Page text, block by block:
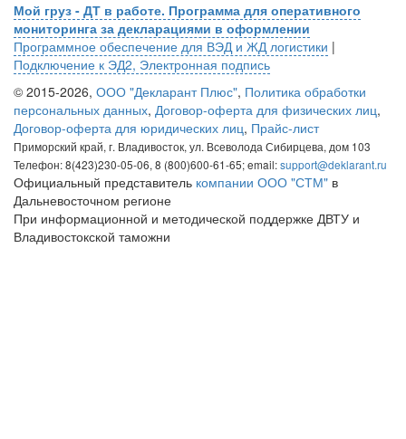
Мой груз - ДТ в работе. Программа для оперативного
мониторинга за декларациями в оформлении
Программное обеспечение для ВЭД и ЖД логистики |
Подключение к ЭД2, Электронная подпись
© 2015-2026, ООО "Декларант Плюс", Политика обработки
персональных данных, Договор-оферта для физических лиц,
Договор-оферта для юридических лиц, Прайс-лист
Приморский край, г. Владивосток, ул. Всеволода Сибирцева, дом 103
Телефон: 8(423)230-05-06, 8 (800)600-61-65; email:support@deklarant.ru
Официальный представитель компании ООО "СТМ" в
Дальневосточном регионе
При информационной и методической поддержке ДВТУ и
Владивостокской таможни